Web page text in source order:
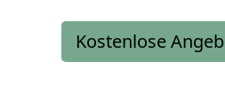
Kostenlose